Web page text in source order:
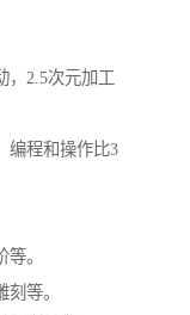
2.5次元加工
程和操作比3
。
等。